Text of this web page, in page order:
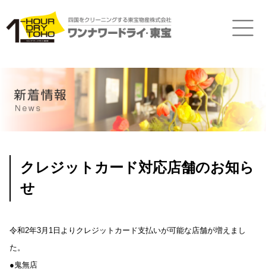
クレジットカード対応店舗のお知ら
せ
令和2年3月1日よりクレジットカード支払いが可能な店舗が増えまし
た。
●鬼無店